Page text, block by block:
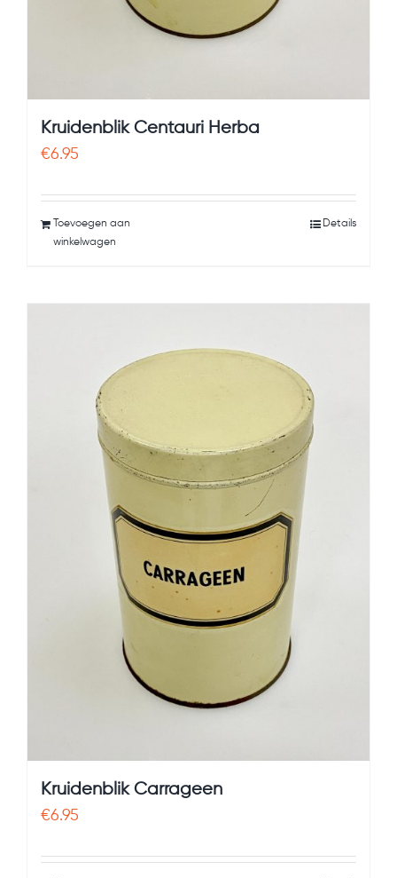
Kruidenblik Centauri Herba
€6.95
Toevoegen aan
winkelwagen
Details
Kruidenblik Carrageen
€6.95